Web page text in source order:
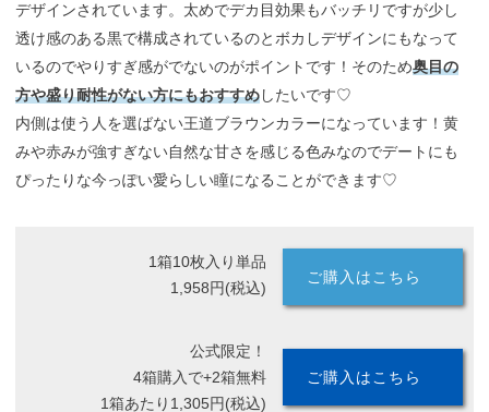
デザインされています。太めでデカ目効果もバッチリですが少し
透け感のある黒で構成されているのとボカしデザインにもなって
いるのでやりすぎ感がでないのがポイントです！そのため奥目の
方や盛り耐性がない方にもおすすめしたいです♡
内側は使う人を選ばない王道ブラウンカラーになっています！黄
みや赤みが強すぎない自然な甘さを感じる色みなのでデートにも
ぴったりな今っぽい愛らしい瞳になることができます♡
1箱10枚入り単品
1,958円(税込)
ご購入はこちら
公式限定！
4箱購入で+2箱無料
1箱あたり1,305円(税込)
ご購入はこちら